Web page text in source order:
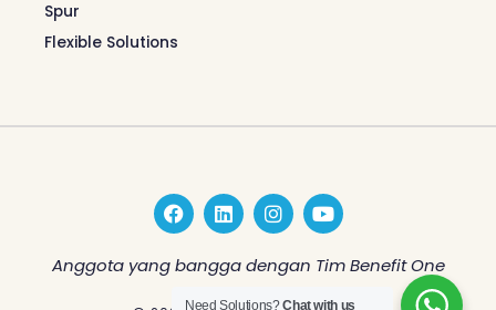
Spur
Flexible Solutions
F
a
c
e
L
i
n
k
e
d
I
n
s
t
a
g
Y
o
u
t
b
Anggota yang bangga dengan Tim Benefit One
Need Solutions?Chat with us